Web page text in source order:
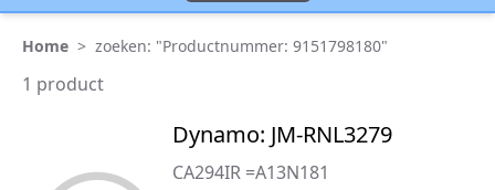
Home > zoeken: "Productnummer: 9151798180"
1 product
Dynamo: JM-RNL3279
CA294IR =A13N181